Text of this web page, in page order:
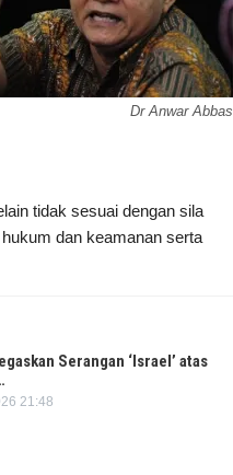
Dr Anwar Abbas
tidak sesuai dengan sila
dan keamanan serta
Serangan ‘Israel’ atas
21:48